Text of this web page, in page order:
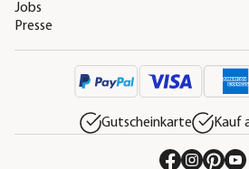
Jobs
Presse
Gutscheinkarte Kauf